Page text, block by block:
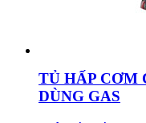
TỦ HẤP CƠM
DÙNG GAS